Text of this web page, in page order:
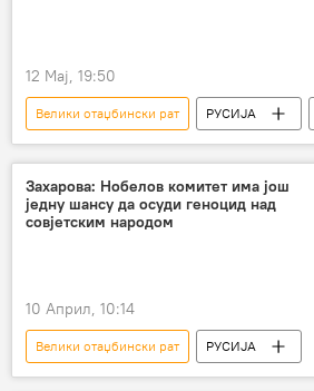
12 Мај, 19:50
Велики отаџбински рат РУСИЈА
Италија
изложба
Други светски рат
Захарова: Нобелов комитет има још
једну шансу да осуди геноцид над
совјетским народом
10 Април, 10:14
Велики отаџбински рат
РУСИЈА
Русија – политика
Марија Захарова